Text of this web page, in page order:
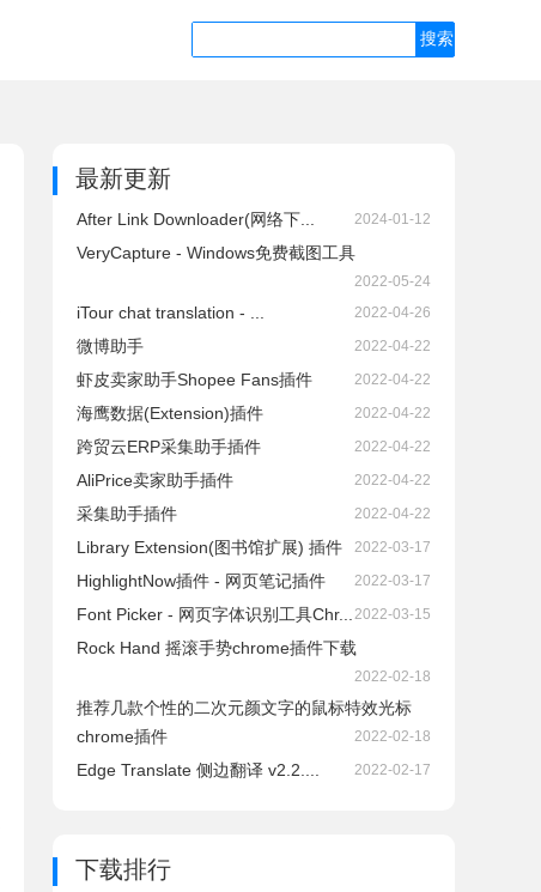
最新更新
After Link Downloader(网络下... 2024-01-12
VeryCapture - Windows免费截图工具
2022-05-24
iTour chat translation - ... 2022-04-26
微博助手 2022-04-22
虾皮卖家助手Shopee Fans插件 2022-04-22
海鹰数据(Extension)插件 2022-04-22
跨贸云ERP采集助手插件 2022-04-22
AliPrice卖家助手插件 2022-04-22
采集助手插件 2022-04-22
Library Extension(图书馆扩展) 插件 2022-03-17
HighlightNow插件 - 网页笔记插件 2022-03-17
Font Picker - 网页字体识别工具Chr... 2022-03-15
Rock Hand 摇滚手势chrome插件下载
2022-02-18
推荐几款个性的二次元颜文字的鼠标特效光标
chrome插件
2022-02-18
Edge Translate 侧边翻译 v2.2.... 2022-02-17
下载排行